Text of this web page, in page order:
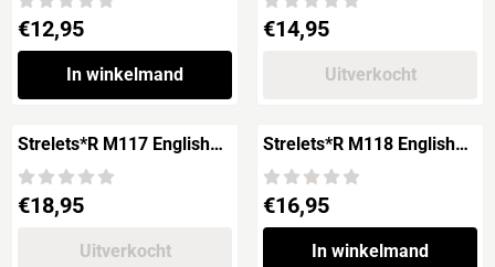
Prijs: 12,95
€12,95
In winkelmand
Prijs: 14,95
€14,95
Uitverkocht
Strelets*R M117 English
Longbowmen
Prijs: 18,95
€18,95
Uitverkocht
Strelets*R M118 English
Foot Soldiers 'XIII-XIV
centuries AD'
Prijs: 16,95
€16,95
In winkelmand